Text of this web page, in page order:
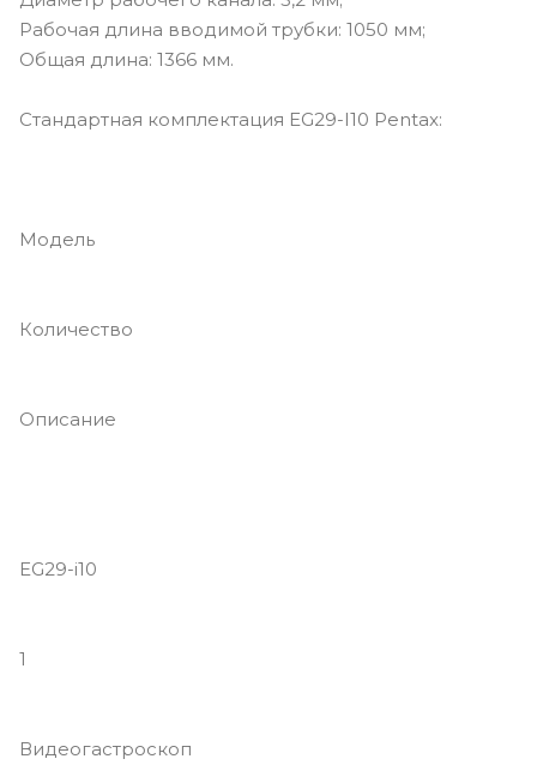
Рабочая длина вводимой трубки: 1050 мм;
Общая длина: 1366 мм.
Стандартная комплектация EG29-I10 Pentax:
Модель
Количество
Описание
EG29-i10
1
Видеогастроскоп